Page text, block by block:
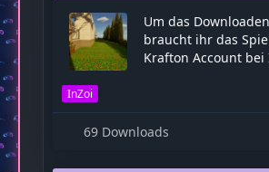
Um das
braucht ihr das Spiel INZOI einen
Krafton Account bei
InZoi
69 Downloads